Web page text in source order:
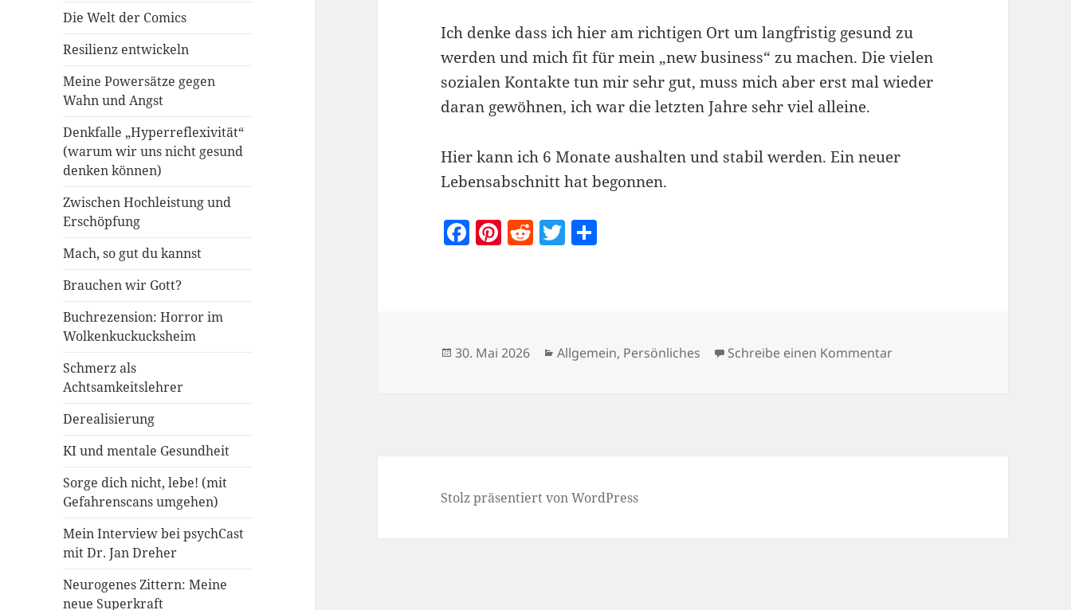
Die Welt der Comics
Resilienz entwickeln
Meine Powersätze gegen
Wahn und Angst
Denkfalle „Hyperreflexivität“
(warum wir uns nicht gesund
denken können)
Zwischen Hochleistung und
Erschöpfung
Mach, so gut du kannst
Brauchen wir Gott?
Buchrezension: Horror im
Wolkenkuckucksheim
Schmerz als
Achtsamkeitslehrer
Derealisierung
KI und mentale Gesundheit
Sorge dich nicht, lebe! (mit
Gefahrenscans umgehen)
Mein Interview bei psychCast
mit Dr. Jan Dreher
Neurogenes Zittern: Meine
neue Superkraft
Ich denke dass ich hier am richtigen Ort um langfristig gesund zu
werden und mich fit für mein „new business“ zu machen. Die vielen
sozialen Kontakte tun mir sehr gut, muss mich aber erst mal wieder
daran gewöhnen, ich war die letzten Jahre sehr viel alleine.
Hier kann ich 6 Monate aushalten und stabil werden. Ein neuer
Lebensabschnitt hat begonnen.
F
o
Pi R T
Veröffentlicht
30. Mai 2026 Kategorien
Allgemein, Persönliches Schreibe einen Kommentarzu Ein neuer
Stolz präsentiert von WordPress